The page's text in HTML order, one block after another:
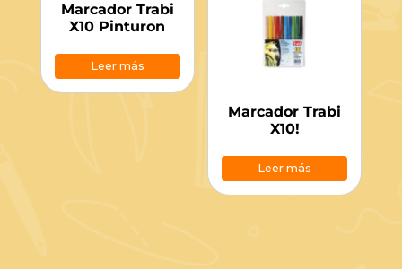
Marcador Trabi
X10 Pinturon
Leer más
Marcador Trabi
X10!
Leer más